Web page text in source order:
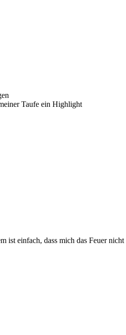
Taufe ein Highlight
ist einfach, dass mich das Feuer